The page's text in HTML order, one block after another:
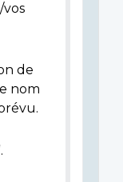
de
nom